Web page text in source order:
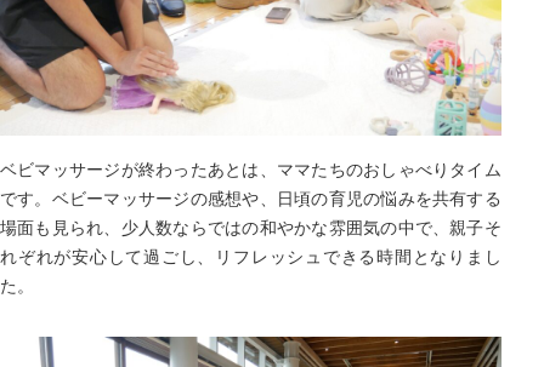
ベビマッサージが終わったあとは、ママたちのおしゃべりタイム
です。ベビーマッサージの感想や、日頃の育児の悩みを共有する
場面も見られ、少人数ならではの和やかな雰囲気の中で、親子そ
れぞれが安心して過ごし、リフレッシュできる時間となりまし
た。